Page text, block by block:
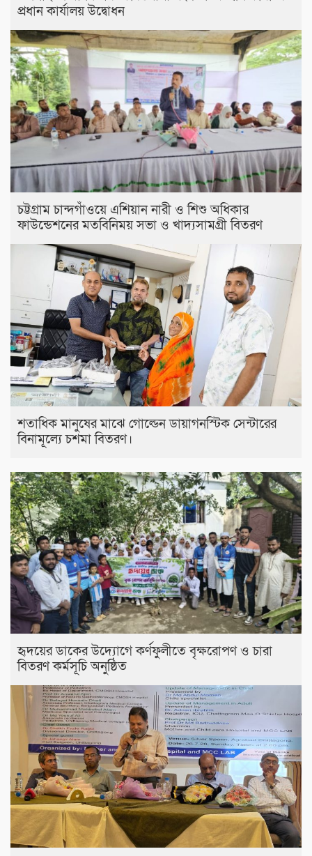
প্রধান কার্যালয় উদ্বোধন
চট্টগ্রাম চান্দগাঁওয়ে এশিয়ান নারী ও শিশু অধিকার
ফাউন্ডেশনের মতবিনিময় সভা ও খাদ্যসামগ্রী বিতরণ
শতাধিক মানুষের মাঝে গোল্ডেন ডায়াগনস্টিক সেন্টারের
বিনামূল্যে চশমা বিতরণ।
হৃদয়ের ডাকের উদ্যোগে কর্ণফুলীতে বৃক্ষরোপণ ও চারা
বিতরণ কর্মসূচি অনুষ্ঠিত